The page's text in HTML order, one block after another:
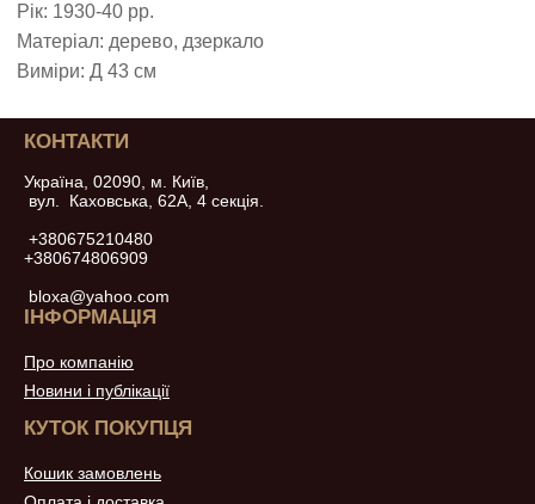
Рік: 1930-40 рр.
Матеріал: дерево, дзеркало
Виміри: Д 43 см
КОНТАКТИ
Україна, 02090, м. Київ,
вул. Каховська, 62А, 4 секція.
+380675210480
+380674806909
bloxa@yahoo.com
ІНФОРМАЦІЯ
Про компанію
Новини і публікації
КУТОК ПОКУПЦЯ
Кошик замовлень